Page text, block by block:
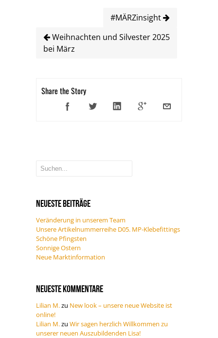
#MÄRZinsight
Weihnachten und Silvester 2025
bei März
Share the Story
Neueste Beiträge
Veränderung in unserem Team
Unsere Artikelnummerreihe D05. MP-Klebefittings
Schöne Pfingsten
Sonnige Ostern
Neue Marktinformation
Neueste Kommentare
Lilian M.zu New look – unsere neue Website ist
online!
Lilian M.zu Wir sagen herzlich Willkommen zu
unserer neuen Auszubildenden Lisa!